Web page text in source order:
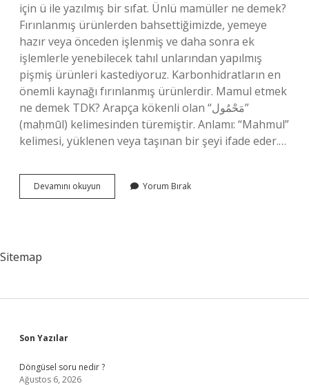
için ü ile yazılmış bir sıfat. Ünlü mamüller ne demek?
Fırınlanmış ürünlerden bahsettiğimizde, yemeye
hazır veya önceden işlenmiş ve daha sonra ek
işlemlerle yenebilecek tahıl unlarından yapılmış
pişmiş ürünleri kastediyoruz. Karbonhidratların en
önemli kaynağı fırınlanmış ürünlerdir. Mamul etmek
ne demek TDK? Arapça kökenli olan “مَحْمُول”
(maḥmūl) kelimesinden türemiştir. Anlamı: “Mahmul”
kelimesi, yüklenen veya taşınan bir şeyi ifade eder.…
Devamını okuyun
Mamul
Yorum Bırak
Sitemap
Sidebar
Son Yazılar
Döngüsel soru nedir ?
Ağustos 6, 2026